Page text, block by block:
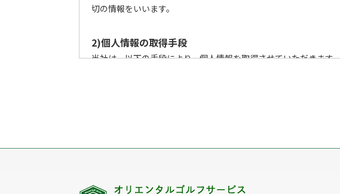
切の情報をいいます。
2)個人情報の取得手段
当社は、以下の手段により、個人情報を取得させていただきます
3)個人情報の利用目的
3-1. お客様に関する個人情報